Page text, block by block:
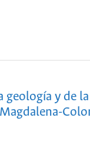
y de